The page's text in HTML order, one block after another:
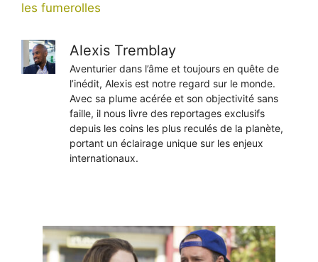
les fumerolles
Alexis Tremblay
Aventurier dans l’âme et toujours en quête de
l’inédit, Alexis est notre regard sur le monde.
Avec sa plume acérée et son objectivité sans
faille, il nous livre des reportages exclusifs
depuis les coins les plus reculés de la planète,
portant un éclairage unique sur les enjeux
internationaux.